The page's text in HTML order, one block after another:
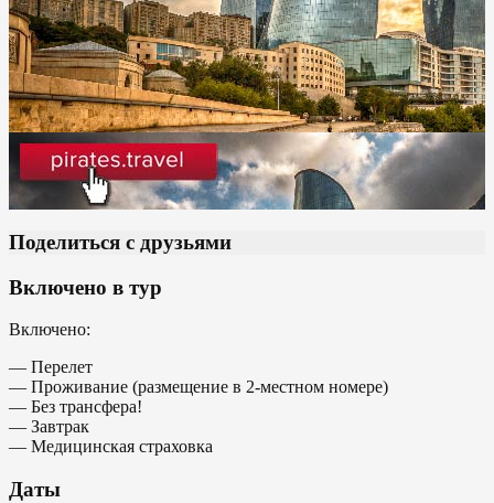
Поделиться с друзьями
Включено в тур
Включено:
— Перелет
— Проживание (размещение в 2-местном номере)
— Без трансфера!
— Завтрак
— Медицинская страховка
Даты